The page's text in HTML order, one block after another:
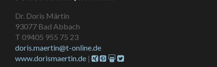
Dr. Doris Märtin
93077 Bad Abbach
T 09405 955 75 23
doris.maertin@t-online.de
www.dorismaertin.de |